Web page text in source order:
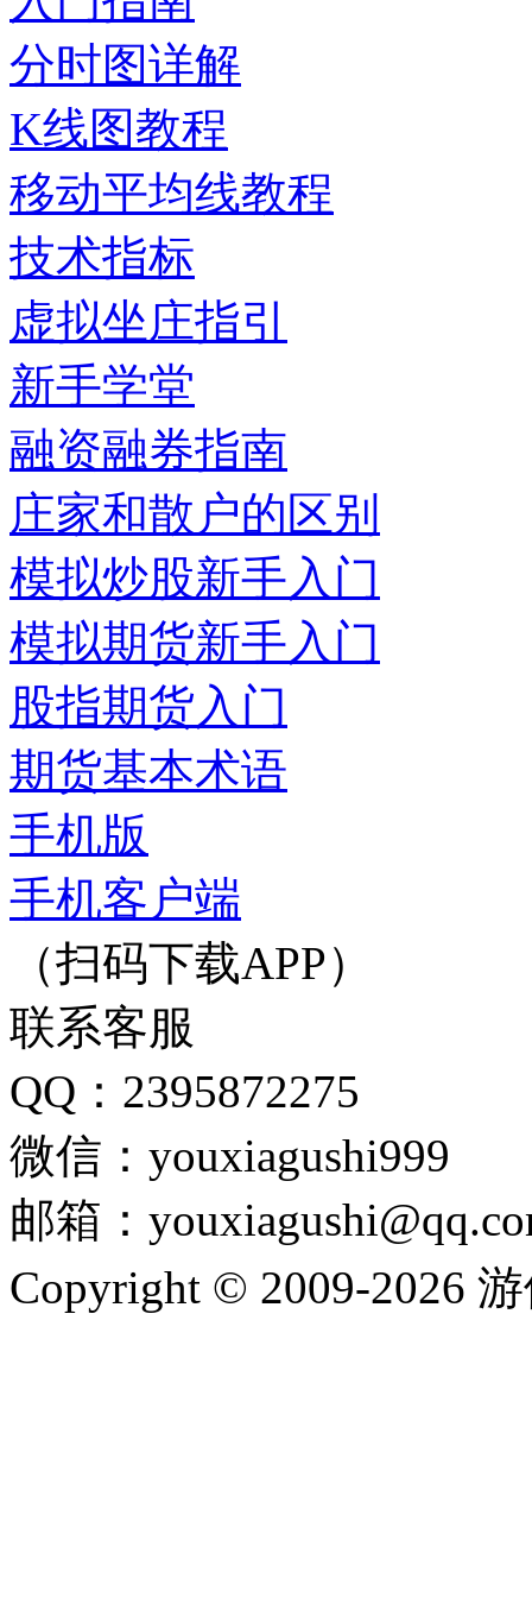
分时图详解
K线图教程
移动平均线教程
技术指标
虚拟坐庄指引
新手学堂
融资融券指南
庄家和散户的区别
模拟炒股新手入门
模拟期货新手入门
股指期货入门
期货基本术语
手机版
手机客户端
（扫码下载APP）
联系客服
QQ：2395872275
微信：youxiagushi999
邮箱：
Copyright © 2009-2026